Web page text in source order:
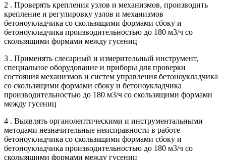
2 . Проверять крепления узлов и механизмов, производить
крепление и регулировку узлов и механизмов
бетоноукладчика со скользящими формами сбоку и
бетоноукладчика производительностью до 180 м3/ч со
скользящими формами между гусениц
3 . Применять слесарный и измерительный инструмент,
специальное оборудование и приборы для проверки
состояния механизмов и систем управления бетоноукладчика
со скользящими формами сбоку и бетоноукладчика
производительностью до 180 м3/ч со скользящими формами
между гусениц
4 . Выявлять органолептическими и инструментальными
методами незначительные неисправности в работе
бетоноукладчика со скользящими формами сбоку и
бетоноукладчика производительностью до 180 м3/ч со
скользящими формами между гусениц